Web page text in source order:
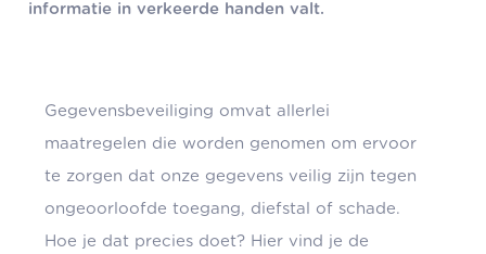
informatie in verkeerde handen valt.
Gegevensbeveiliging omvat allerlei
maatregelen die worden genomen om ervoor
te zorgen dat onze gegevens veilig zijn tegen
ongeoorloofde toegang, diefstal of schade.
Hoe je dat precies doet? Hier vind je de